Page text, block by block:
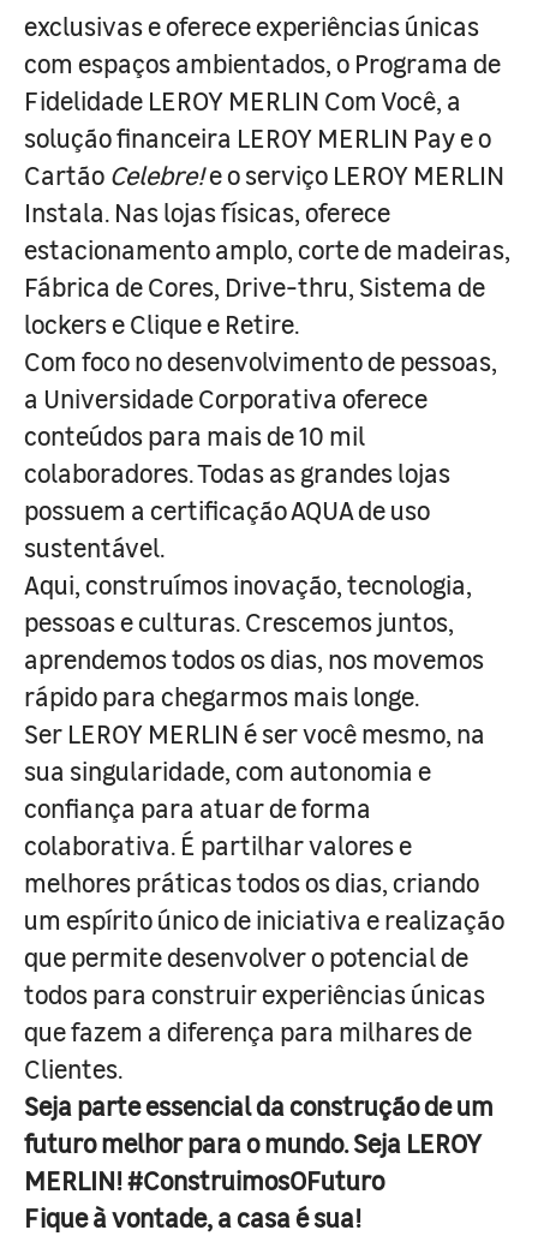
exclusivas e oferece experiências únicas
com espaços ambientados, o Programa de
Fidelidade LEROY MERLIN Com Você, a
solução financeira LEROY MERLIN Pay e o
Cartão Celebre!e o serviço LEROY MERLIN
Instala. Nas lojas físicas, oferece
estacionamento amplo, corte de madeiras,
Fábrica de Cores, Drive-thru, Sistema de
lockers e Clique e Retire.
Com foco no desenvolvimento de pessoas,
a Universidade Corporativa oferece
conteúdos para mais de 10 mil
colaboradores. Todas as grandes lojas
possuem a certificação AQUA de uso
sustentável.
Aqui, construímos inovação, tecnologia,
pessoas e culturas. Crescemos juntos,
aprendemos todos os dias, nos movemos
rápido para chegarmos mais longe.
Ser LEROY MERLIN é ser você mesmo, na
sua singularidade, com autonomia e
confiança para atuar de forma
colaborativa. É partilhar valores e
melhores práticas todos os dias, criando
um espírito único de iniciativa e realização
que permite desenvolver o potencial de
todos para construir experiências únicas
que fazem a diferença para milhares de
Clientes.
Seja parte essencial da construção de um
futuro melhor para o mundo. Seja LEROY
MERLIN! #ConstruimosOFuturo
Fique à vontade, a casa é sua!